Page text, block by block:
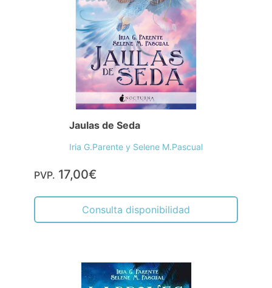
Jaulas de Seda
Iria G.Parente y Selene M.Pascual
PVP. 17,00€
Consulta disponibilidad